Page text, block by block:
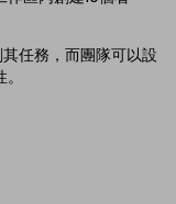
任務，而團隊可以設